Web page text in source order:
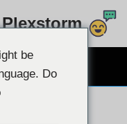
דלג
Plexstorm
be
Do